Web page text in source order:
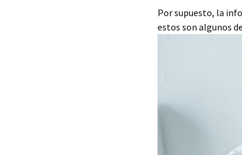
Por supuesto, la
estos son algunos